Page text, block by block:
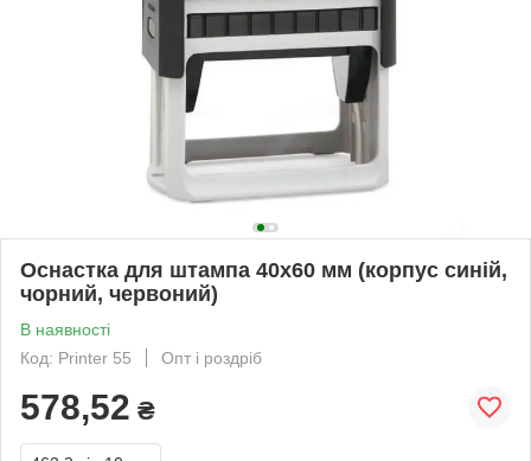
Оснастка для штампа 40x60 мм (корпус синій,
чорний, червоний)
В наявності
Код: Printer 55
Опт і роздріб
578,52 ₴